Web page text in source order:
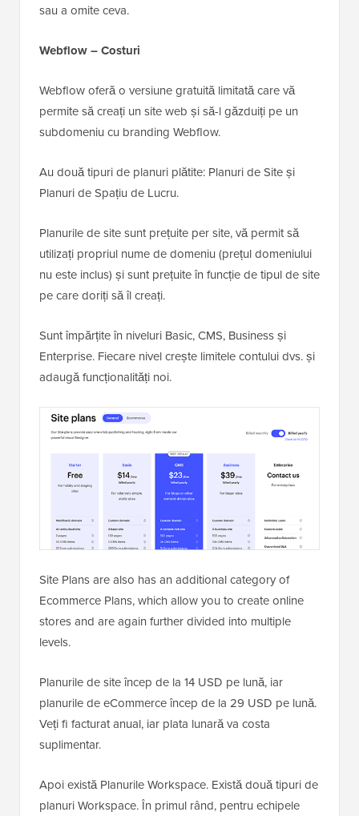
sau a omite ceva.
Webflow – Costuri
Webflow oferă o versiune gratuită limitată care vă
permite să creați un site web și să-l găzduiți pe un
subdomeniu cu branding Webflow.
Au două tipuri de planuri plătite: Planuri de Site și
Planuri de Spațiu de Lucru.
Planurile de site sunt prețuite per site, vă permit să
utilizați propriul nume de domeniu (prețul domeniului
nu este inclus) și sunt prețuite în funcție de tipul de site
pe care doriți să îl creați.
Sunt împărțite în niveluri Basic, CMS, Business și
Enterprise. Fiecare nivel crește limitele contului dvs. și
adaugă funcționalități noi.
Site Plans are also has an additional category of
Ecommerce Plans, which allow you to create online
stores and are again further divided into multiple
levels.
Planurile de site încep de la 14 USD pe lună, iar
planurile de eCommerce încep de la 29 USD pe lună.
Veți fi facturat anual, iar plata lunară va costa
suplimentar.
Apoi există Planurile Workspace. Există două tipuri de
planuri Workspace. În primul rând, pentru echipele